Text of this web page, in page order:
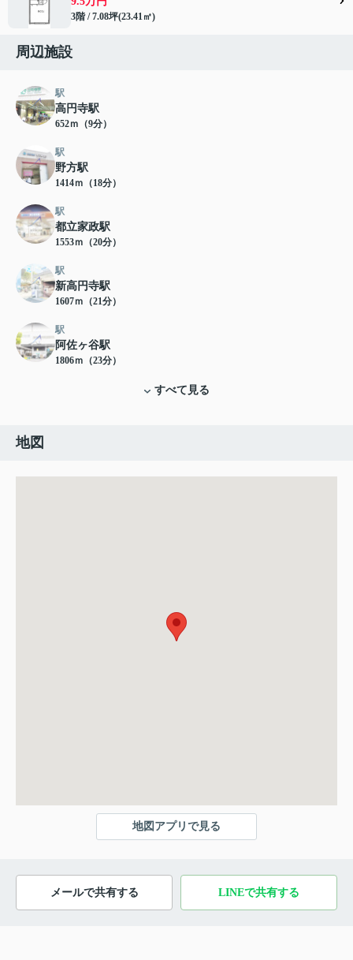
3階 / 7.08坪(23.41㎡)
周辺施設
駅
高円寺駅
652ｍ（9分）
駅
野方駅
1414ｍ（18分）
駅
都立家政駅
1553ｍ（20分）
駅
新高円寺駅
1607ｍ（21分）
駅
阿佐ヶ谷駅
1806ｍ（23分）
すべて見る
地図
地図アプリで見る
メールで共有する LINEで共有する